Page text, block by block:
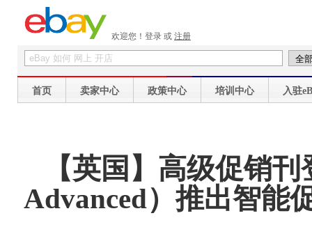
欢迎您！ 登录 或 注册
首页 卖家中心 政策中心 培训中心 入驻
【英国】高级促销
Advanced）推出智能